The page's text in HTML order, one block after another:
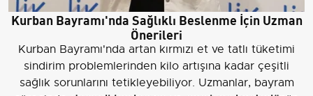
Kurban Bayramı'nda Sağlıklı Beslenme İçin Uzman
Önerileri
Kurban Bayramı'nda artan kırmızı et ve tatlı tüketimi
sindirim problemlerinden kilo artışına kadar çeşitli
sağlık sorunlarını tetikleyebiliyor. Uzmanlar, bayram